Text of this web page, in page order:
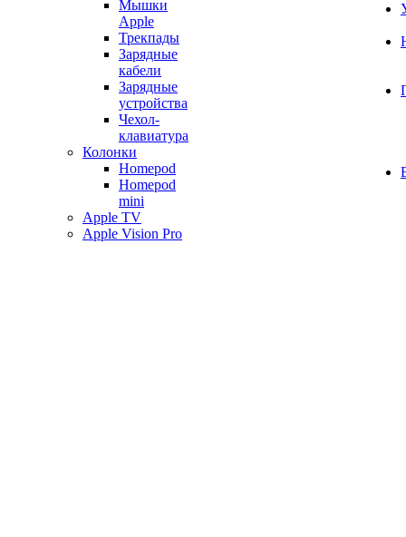
Мышки
Apple
Трекпады
Зарядные
кабели
Зарядные
устройства
Чехол-
клавиатура
Колонки
Homepod
Homepod
mini
Apple TV
Apple Vision Pro